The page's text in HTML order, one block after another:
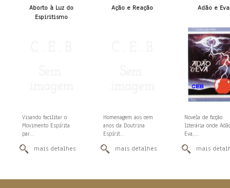
Aborto à Luz do
Espiritismo
Visando facilitar o
Movimento Espírita
par...
mais detalhes
Ação e Reação
Homenagem aos cem
anos da Doutrina
Espírit...
mais detalhes
Adão e Eva
Novela de ficção
literária onde
Eva,...
mais